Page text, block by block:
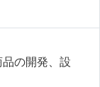
の開発、設